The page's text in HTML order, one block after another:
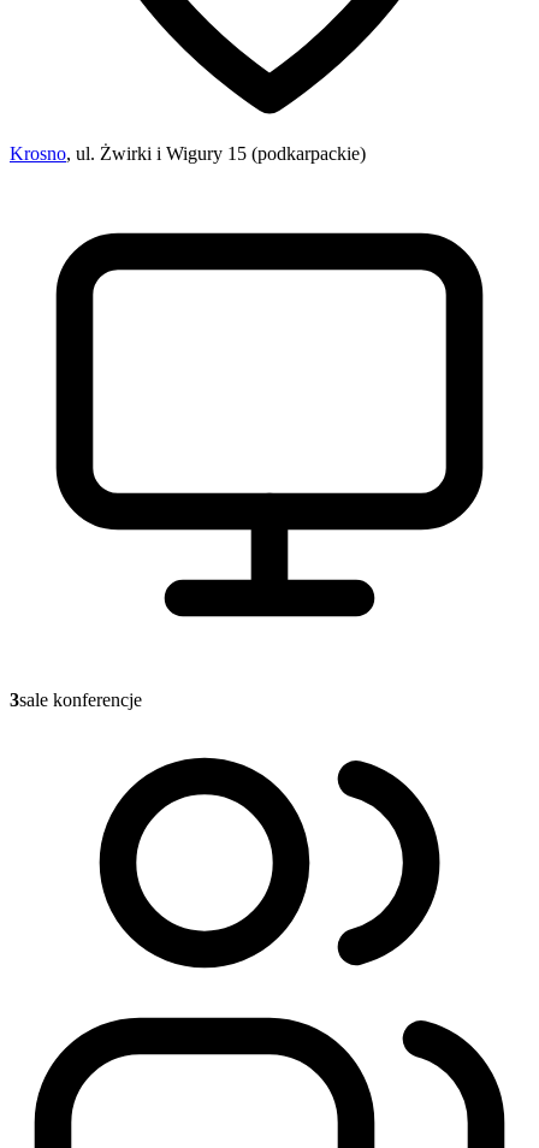
Krosno, ul. Żwirki i Wigury 15 (podkarpackie)
3sale konferencje